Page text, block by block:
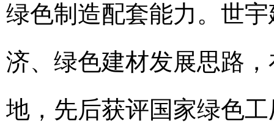
绿色制造配套能力。世
济、绿色建材发展思路
地，先后获评国家绿色